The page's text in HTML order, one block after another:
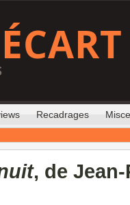
Recadrages
, de